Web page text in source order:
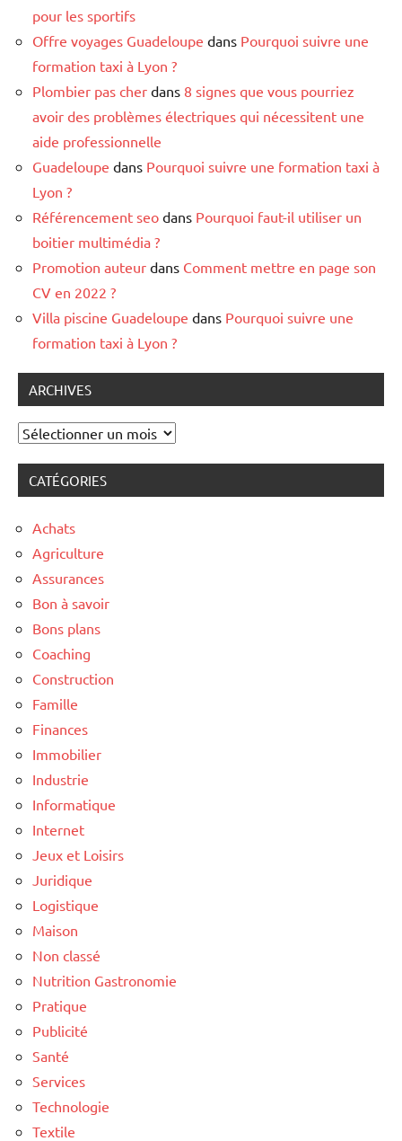
pour les sportifs
Offre voyages Guadeloupe dans Pourquoi suivre une
formation taxi à Lyon ?
Plombier pas cher dans 8 signes que vous pourriez
avoir des problèmes électriques qui nécessitent une
aide professionnelle
Guadeloupe dans Pourquoi suivre une formation taxi à
Lyon ?
Référencement seo dans Pourquoi faut-il utiliser un
boitier multimédia ?
Promotion auteur dans Comment mettre en page son
CV en 2022 ?
Villa piscine Guadeloupe dans Pourquoi suivre une
formation taxi à Lyon ?
ARCHIVES
Archives
CATÉGORIES
Achats
Agriculture
Assurances
Bon à savoir
Bons plans
Coaching
Construction
Famille
Finances
Immobilier
Industrie
Informatique
Internet
Jeux et Loisirs
Juridique
Logistique
Maison
Non classé
Nutrition Gastronomie
Pratique
Publicité
Santé
Services
Technologie
Textile